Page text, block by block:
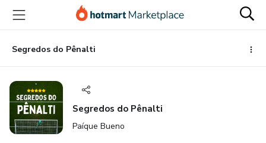
para
conteúdo
principal
para
pagamento
para
rodapé
Segredos do Pênalti
Segredos do Pênalti
Paíque Bueno